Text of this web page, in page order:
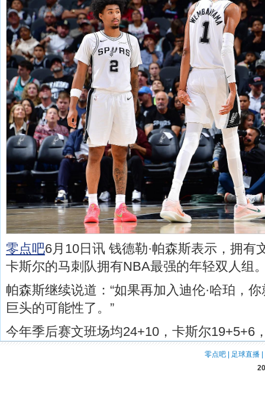
零点吧6月10日讯 钱德勒·帕森斯表示，拥有
卡斯尔的马刺队拥有NBA最强的年轻双人组
帕森斯继续说道：“如果再加入迪伦·哈珀，
巨头的可能性了。”
今年季后赛文班场均24+10，卡斯尔19+5+6
零点吧 | 足球直播 |